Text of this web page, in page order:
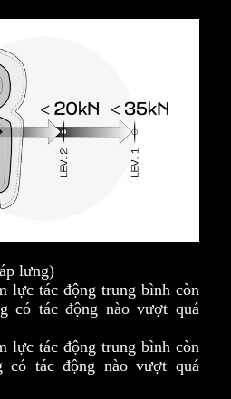
lưng)
tác động trung bình còn
có tác động nào vượt quá
tác động trung bình còn
có tác động nào vượt quá